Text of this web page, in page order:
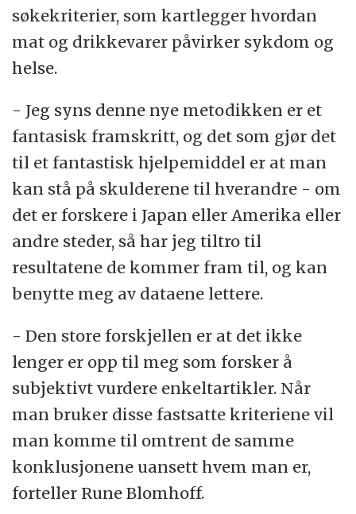
søkekriterier, som kartlegger hvordan
mat og drikkevarer påvirker sykdom og
helse.
- Jeg syns denne nye metodikken er et
fantasisk framskritt, og det som gjør det
til et fantastisk hjelpemiddel er at man
kan stå på skulderene til hverandre - om
det er forskere i Japan eller Amerika eller
andre steder, så har jeg tiltro til
resultatene de kommer fram til, og kan
benytte meg av dataene lettere.
- Den store forskjellen er at det ikke
lenger er opp til meg som forsker å
subjektivt vurdere enkeltartikler. Når
man bruker disse fastsatte kriteriene vil
man komme til omtrent de samme
konklusjonene uansett hvem man er,
forteller Rune Blomhoff.